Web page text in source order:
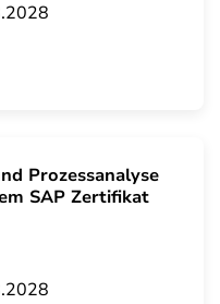
Prozessanalyse
SAP Zertifikat